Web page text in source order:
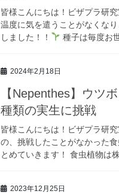
皆様こんにちは！ビザプラ研
温度に気を遣うことがなくな
しました！！
種子は毎度お
2024年2月18日
【Nepenthes】ウツ
種類の実生に挑戦
皆様こんにちは！ビザプラ研
の、挑戦したことがなかった
とめていきます！ 食虫植物は
2023年12月25日